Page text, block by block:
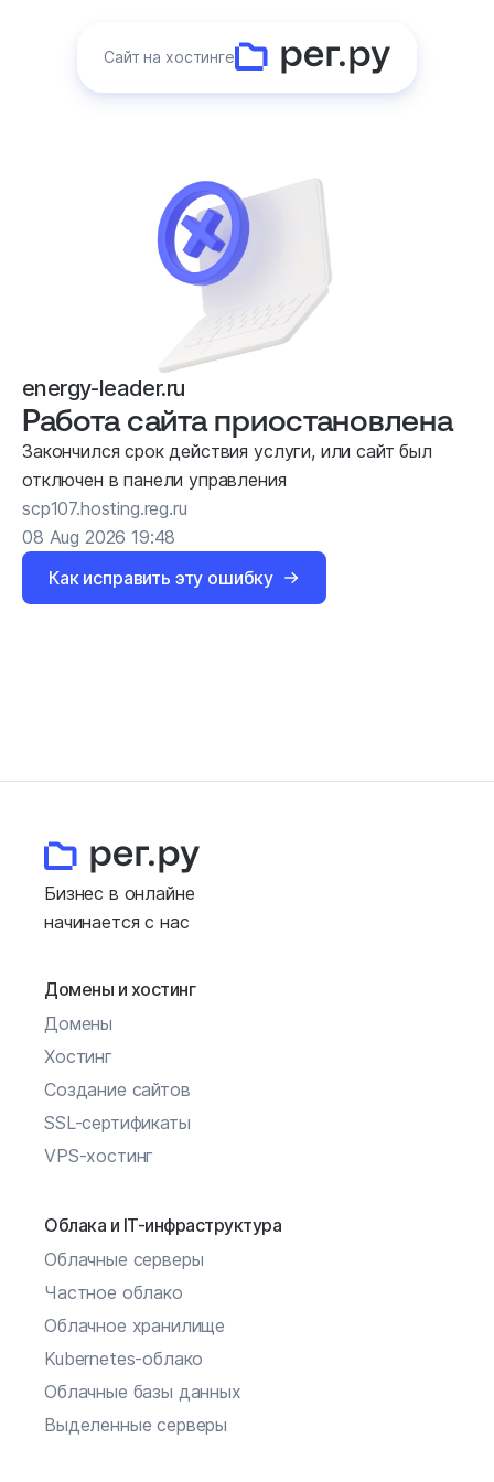
Сайт на хостинге
energy-leader.ru
Работа сайта приостановлена
Закончился срок действия услуги, или сайт был
отключен в панели управления
scp107.hosting.reg.ru
08 Aug 2026 19:48
Как исправить эту ошибку
Бизнес в онлайне
начинается с нас
Домены и хостинг
Домены
Хостинг
Создание сайтов
SSL-сертификаты
VPS-хостинг
Облака и IT-инфраструктура
Облачные серверы
Частное облако
Облачное хранилище
Kubernetes-облако
Облачные базы данных
Выделенные серверы